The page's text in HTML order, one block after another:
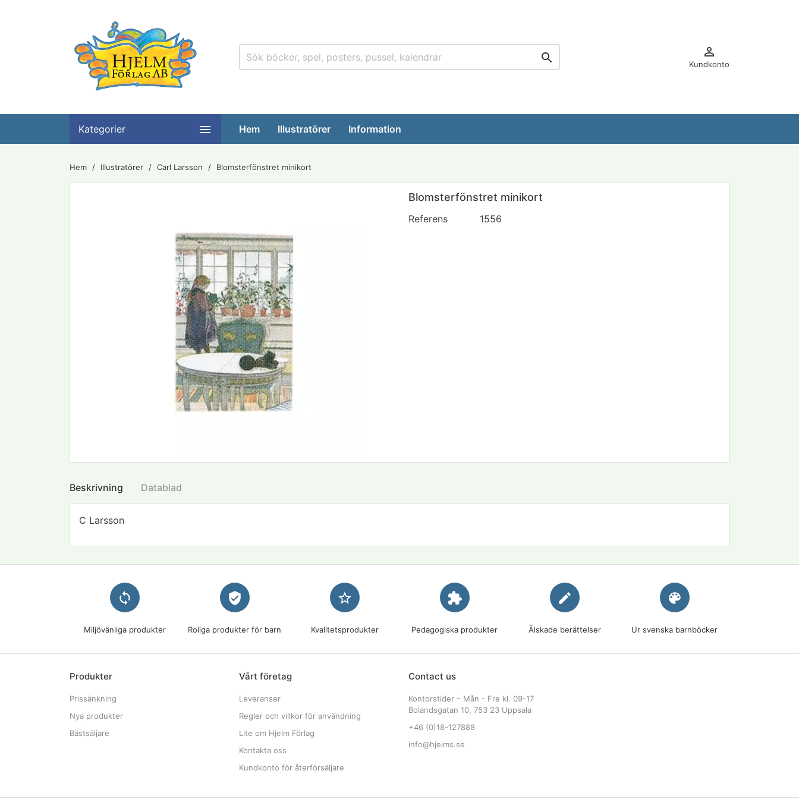
 
Kundkonto
Kategorier  Hem Illustratörer Information
Hem Illustratörer Carl Larsson Blomsterfönstret minikort
Blomsterfönstret minikort
Referens 1556
Beskrivning Datablad
C Larsson
loop
Miljövänliga produkter
verified_user
Roliga produkter för barn
star_border
Kvalitetsprodukter
extension
Pedagogiska produkter
edit
Älskade berättelser
palette
Ur svenska barnböcker
Produkter
Prissänkning
Nya produkter
Bästsäljare
Vårt företag
Leveranser
Regler och villkor för användning
Lite om Hjelm Förlag
Kontakta oss
Kundkonto för återförsäljare
Contact us
Kontorstider – Mån - Fre kl. 09-17
Bolandsgatan 10, 753 23 Uppsala
+46 (0)18-127888
info@hjelms.se